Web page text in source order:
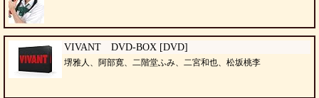
VIVANT DVD-BOX [DVD]
堺雅人、阿部寛、二階堂ふみ、二宮和也、松坂桃李